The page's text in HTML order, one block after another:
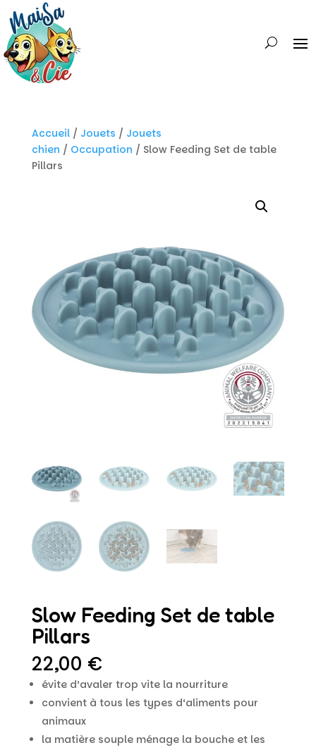
Accueil/ Jouets / Jouets
chien / Occupation / Slow Feeding Set de table
Pillars
Slow Feeding Set de table
Pillars
22,00 €
évite d’avaler trop vite la nourriture
convient à tous les types d‘aliments pour
animaux
la matière souple ménage la bouche et les